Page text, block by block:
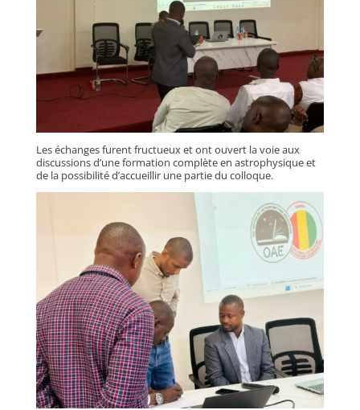
Les échanges furent fructueux et ont ouvert la voie aux
discussions d’une formation complète en astrophysique et
de la possibilité d’accueillir une partie du colloque.